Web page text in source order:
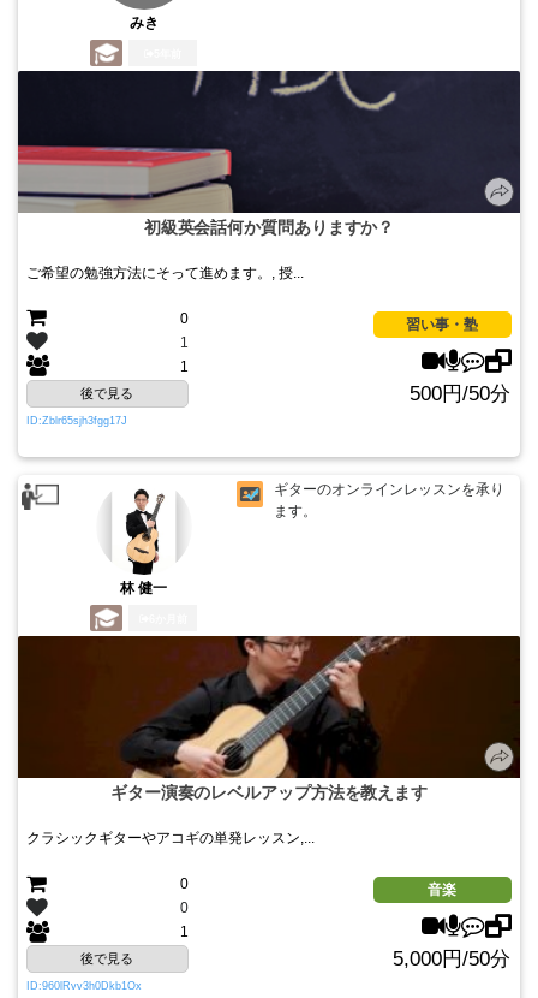
みき
初級英会話何か質問ありますか？
ご希望の勉強方法にそって進めます。, 授...
0
1
1
習い事・塾
後で見る 500円/50分
ID:Zblr65sjh3fgg17J
林 健一
ギターのオンラインレッスンを承り
ます。
ギター演奏のレベルアップ方法を教えます
クラシックギターやアコギの単発レッスン,...
0
0
1
音楽
後で見る 5,000円/50分
ID:960lRvv3h0Dkb1Ox